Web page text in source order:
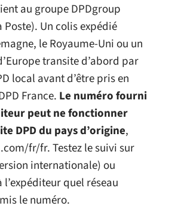
au groupe DPDgroup
Un colis expédié
le Royaume-Uni ou un
transite d’abord par
local avant d’être pris en
France. Le numéro fourni
peut ne fonctionner
DPD du pays d’origine,
fr/fr. Testez le suivi sur
internationale) ou
l’expéditeur quel réseau
le numéro.